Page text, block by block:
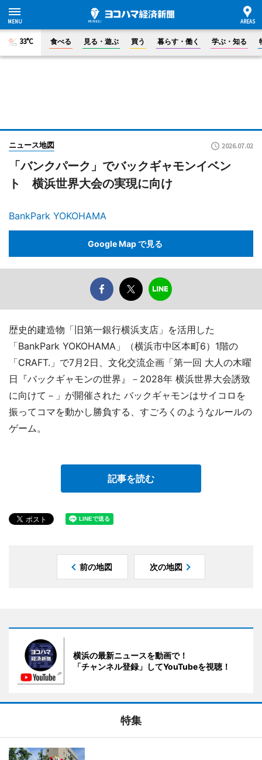
33°C 食べる 見る・遊ぶ 買う 暮らす・働く 学ぶ・知る
ニュース地図 2026.07.02
「バンクパーク」でバックギャモンイベン
ト 横浜世界大会の実現に向け
BankPark YOKOHAMA
Google Map で見る
歴史的建造物「旧第一銀行横浜支店」を活用した
「BankPark YOKOHAMA」（横浜市中区本町6）1階の
「CRAFT.」で7月2日、文化交流企画「第一回 大人の木曜
日『バックギャモンの世界』－2028年 横浜世界大会誘致
に向けて－」が開催された バックギャモンはサイコロを
振ってコマを動かし勝負する、すごろくのようなルールの
ゲーム。
記事を読む
前の地図 次の地図
横浜の最新ニュースを動画で！
「チャンネル登録」してYouTubeを視聴！
特集